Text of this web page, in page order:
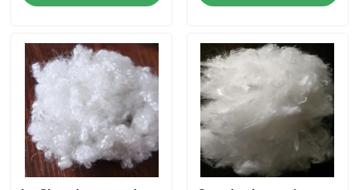
Sobre nosotros
Visita a la fábrica
Control de Calidad